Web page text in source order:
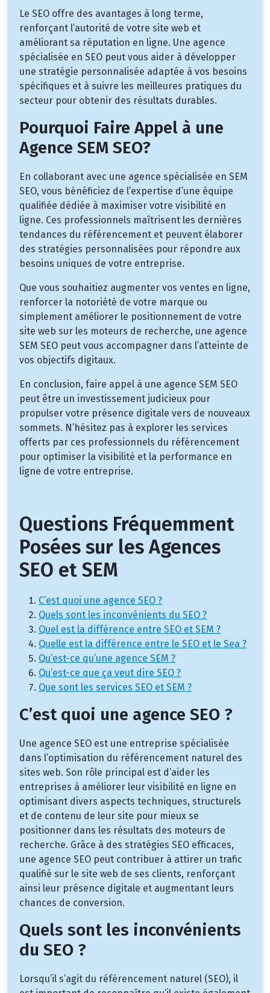
Le SEO offre des avantages à long terme,
renforçant l’autorité de votre site web et
améliorant sa réputation en ligne. Une agence
spécialisée en SEO peut vous aider à développer
une stratégie personnalisée adaptée à vos besoins
spécifiques et à suivre les meilleures pratiques du
secteur pour obtenir des résultats durables.
Pourquoi Faire Appel à une
Agence SEM SEO?
En collaborant avec une agence spécialisée en SEM
SEO, vous bénéficiez de l’expertise d’une équipe
qualifiée dédiée à maximiser votre visibilité en
ligne. Ces professionnels maîtrisent les dernières
tendances du référencement et peuvent élaborer
des stratégies personnalisées pour répondre aux
besoins uniques de votre entreprise.
Que vous souhaitiez augmenter vos ventes en ligne,
renforcer la notoriété de votre marque ou
simplement améliorer le positionnement de votre
site web sur les moteurs de recherche, une agence
SEM SEO peut vous accompagner dans l’atteinte de
vos objectifs digitaux.
En conclusion, faire appel à une agence SEM SEO
peut être un investissement judicieux pour
propulser votre présence digitale vers de nouveaux
sommets. N’hésitez pas à explorer les services
offerts par ces professionnels du référencement
pour optimiser la visibilité et la performance en
ligne de votre entreprise.
Questions Fréquemment
Posées sur les Agences
SEO et SEM
C’est quoi une agence SEO ?
Quels sont les inconvénients du SEO ?
Quel est la différence entre SEO et SEM ?
Quelle est la différence entre le SEO et le Sea ?
Qu’est-ce qu’une agence SEM ?
Qu’est-ce que ça veut dire SEO ?
Que sont les services SEO et SEM ?
C’est quoi une agence SEO ?
Une agence SEO est une entreprise spécialisée
dans l’optimisation du référencement naturel des
sites web. Son rôle principal est d’aider les
entreprises à améliorer leur visibilité en ligne en
optimisant divers aspects techniques, structurels
et de contenu de leur site pour mieux se
positionner dans les résultats des moteurs de
recherche. Grâce à des stratégies SEO efficaces,
une agence SEO peut contribuer à attirer un trafic
qualifié sur le site web de ses clients, renforçant
ainsi leur présence digitale et augmentant leurs
chances de conversion.
Quels sont les inconvénients
du SEO ?
Lorsqu’il s’agit du référencement naturel (SEO), il